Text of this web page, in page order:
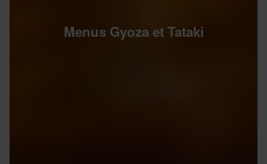
Menus Gyoza et Tataki